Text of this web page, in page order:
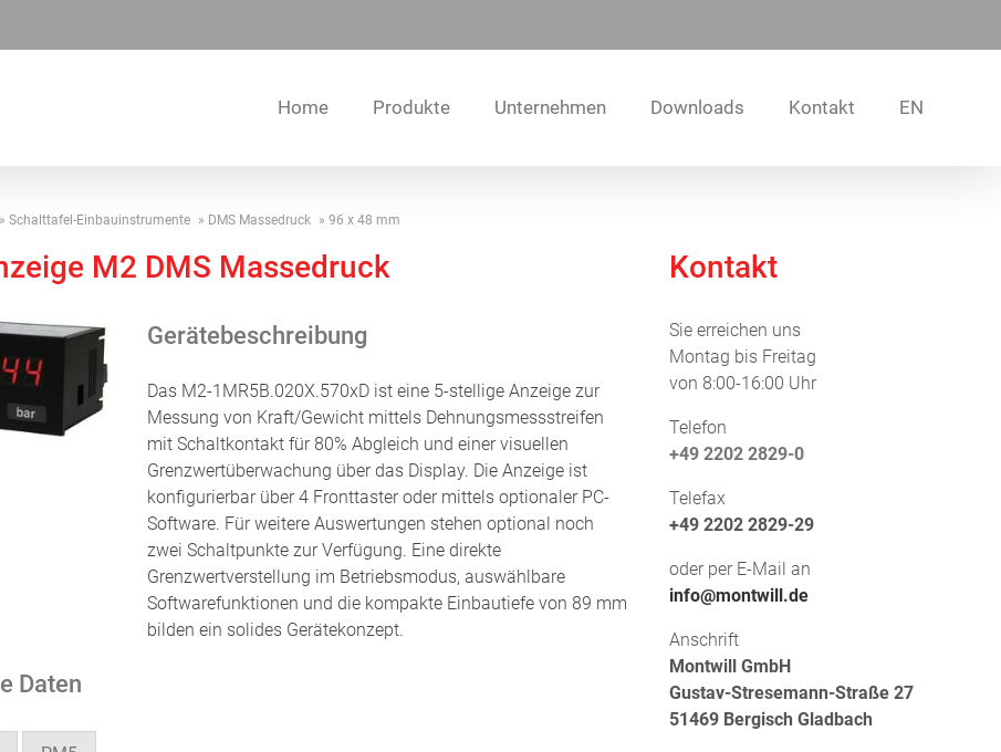
Home Produkte Unternehmen Downloads Kontakt EN
Schalttafel-Einbauinstrumente DMS Massedruck 96 x 48 mm
M2 DMS Massedruck
Gerätebeschreibung
Das M2-1MR5B.020X.570xD ist eine 5-stellige Anzeige zur
Messung von Kraft/Gewicht mittels Dehnungsmessstreifen
mit Schaltkontakt für 80% Abgleich und einer visuellen
Grenzwertüberwachung über das Display. Die Anzeige ist
konfigurierbar über 4 Fronttaster oder mittels optionaler PC-
Software. Für weitere Auswertungen stehen optional noch
zwei Schaltpunkte zur Verfügung. Eine direkte
Grenzwertverstellung im Betriebsmodus, auswählbare
Softwarefunktionen und die kompakte Einbautiefe von 89 mm
bilden ein solides Gerätekonzept.
Daten
Kontakt
Sie erreichen uns
Montag bis Freitag
von 8:00-16:00 Uhr
Telefon
+49 2202 2829-0
Telefax
+49 2202 2829-29
oder per E-Mail an
info@montwill.de
Anschrift
Montwill GmbH
Gustav-Stresemann-Straße 27
51469 Bergisch Gladbach